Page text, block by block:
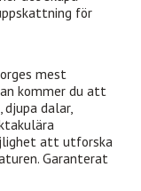
för
mest
kommer du att
dalar,
att utforska
Garanterat